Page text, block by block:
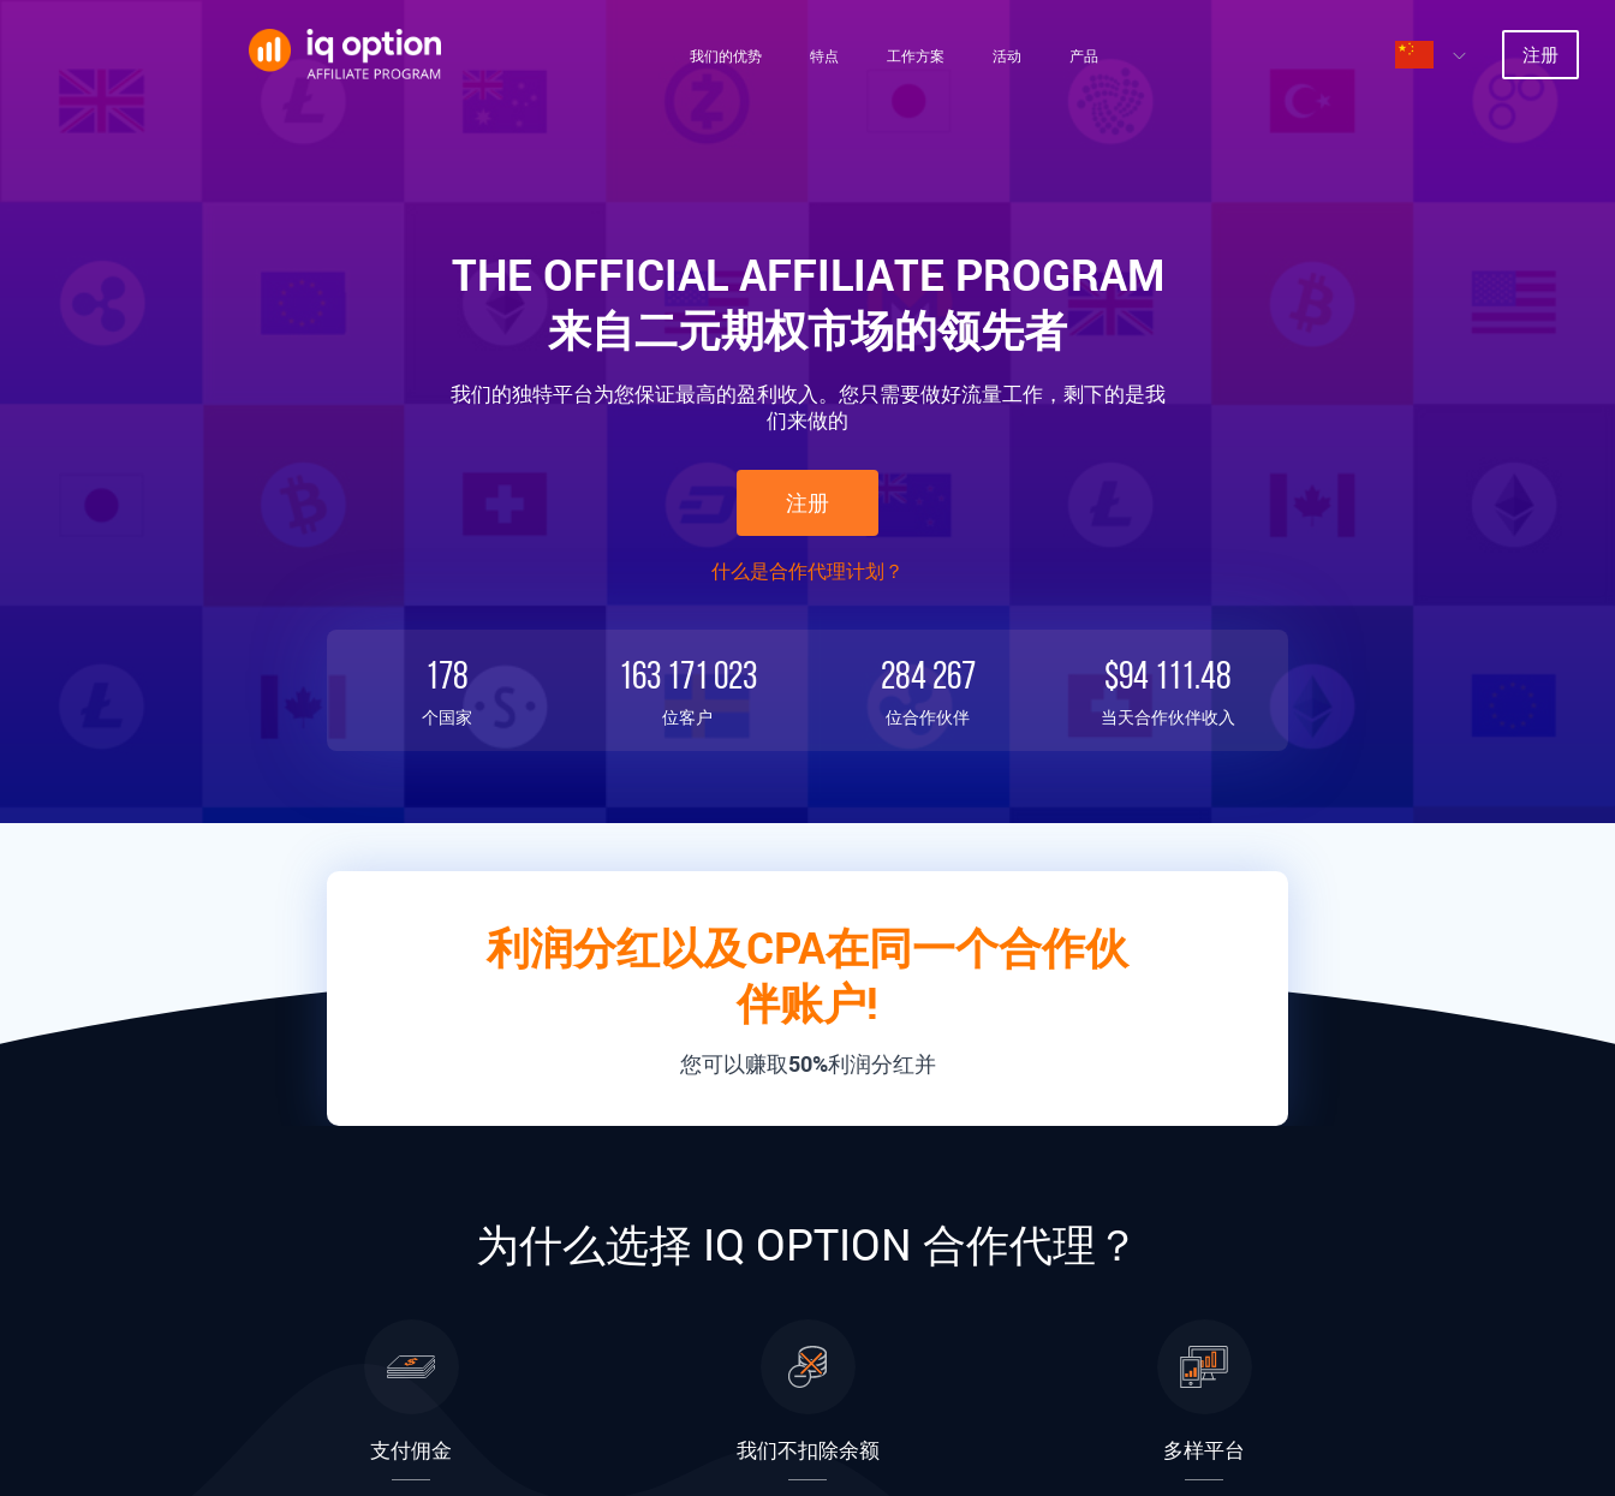
我们的优势 特点 工作方案 活动 产品 注册
THE OFFICIAL AFFILIATE PROGRAM
来自二元期权市场的领先者
我们的独特平台为您保证最高的盈利收入。您只需要做好流量工作，剩下的是我
们来做的
注册
什么是合作代理计划？
178
个国家
163 171 023
位客户
284 267
位合作伙伴
$94 111.48
当天合作伙伴收入
利润分红以及CPA在同一个合作伙
伴账户!
您可以赚取50%利润分红并
为什么选择 IQ OPTION 合作代理？
支付佣金 我们不扣除余额 多样平台